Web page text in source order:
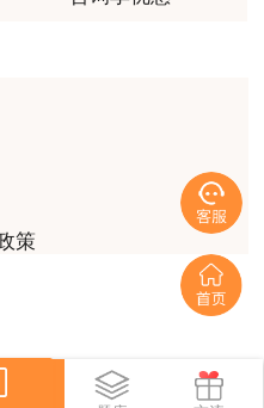
留下了深刻的影响
没时间学，就看了冲刺
超级喜欢
策